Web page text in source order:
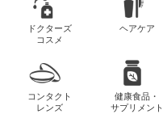
ドクターズ
コスメ
ヘアケア
コンタクト
レンズ
健康食品・
サプリメント